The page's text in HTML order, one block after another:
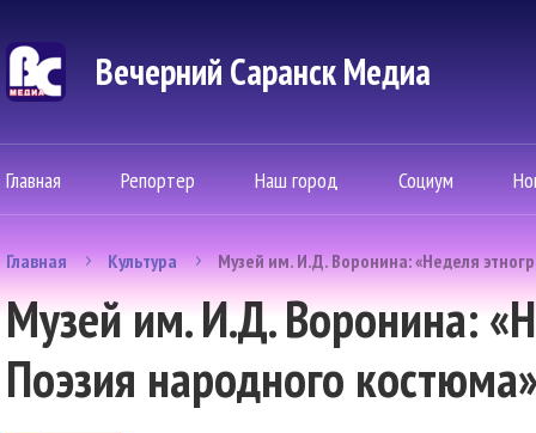
Вечерний Саранск Mедиа
Главная Репортер Наш город Социум
Главная Культура Музей им. И.Д. Воронина: «Неделя
Музей им. И.Д. Воронина:
Поэзия народного